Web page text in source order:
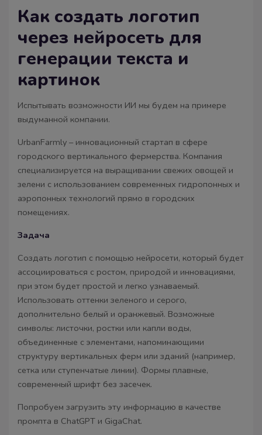
Как создать логотип
через нейросеть для
генерации текста и
картинок
Испытывать возможности ИИ мы будем на примере
выдуманной компании.
UrbanFarmly – инновационный стартап в сфере
городского вертикального фермерства. Компания
специализируется на выращивании свежих овощей и
зелени с использованием современных гидропонных и
аэропонных технологий прямо в городских
помещениях.
Задача
Создать логотип с помощью нейросети, который будет
ассоциироваться с ростом, природой и инновациями,
при этом будет простой и легко узнаваемый.
Использовать оттенки зеленого и серого,
дополнительно белый и оранжевый. Возможные
символы: листочки, ростки или капли воды,
объединенные с элементами, напоминающими
структуру вертикальных ферм или зданий (например,
сетка или ступенчатые линии). Формы плавные,
современный шрифт без засечек.
Попробуем загрузить эту информацию в качестве
промпта в ChatGPT и GigaChat.